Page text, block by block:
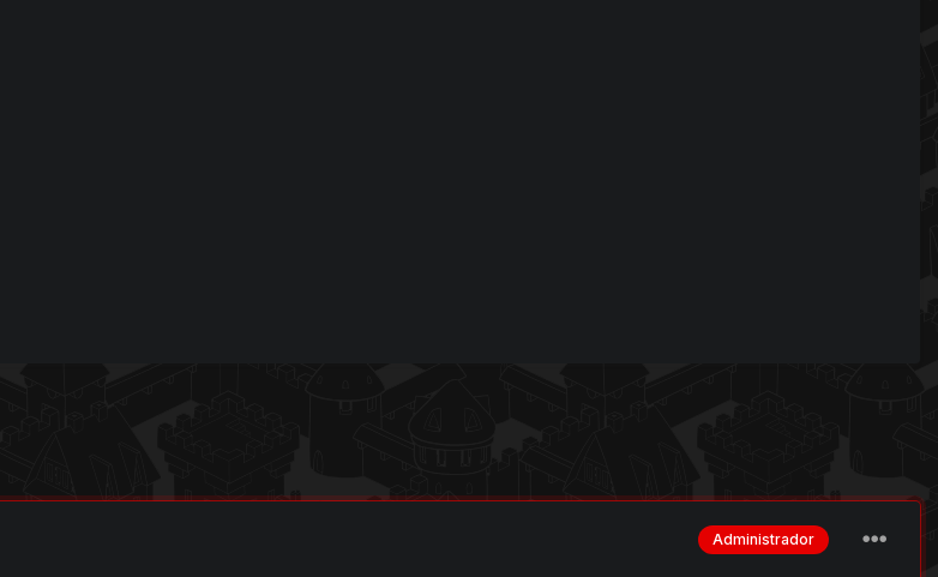
Administrador